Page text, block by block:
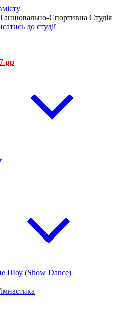
Спортивна Студія
до студії
рр
Шоу (Show Dance)